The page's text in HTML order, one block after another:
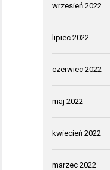
wrzesień 2022
lipiec 2022
czerwiec 2022
maj 2022
kwiecień 2022
marzec 2022